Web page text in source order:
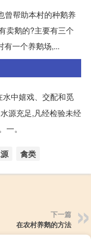
曾帮助本村的种鹅养
卖鹅的?主要有三个
有一个养鹅场,...
中嬉戏、交配和觅
源充足,凡经检验未经
。
禽类
下一篇
在农村养鹅的方法